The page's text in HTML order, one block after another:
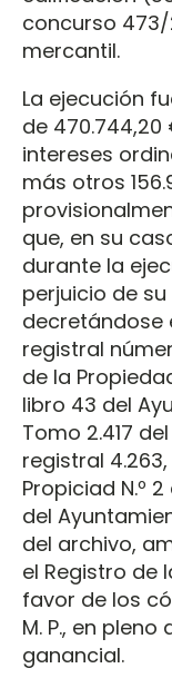
concurso
mercantil.
La ejecución
de
intereses
más otros
que, en su
durante la
perjuicio de
decretándose
registral
de la
libro 43 del
Tomo 2.417
registral
Propiciad N.º
del
del archivo,
el Registro de
favor de los
M. P., en
ganancial.